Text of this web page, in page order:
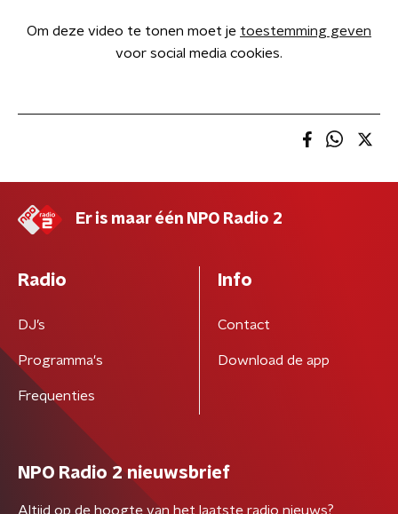
Om deze video te tonen moet je toestemming geven
voor social media cookies.
Er is maar één NPO Radio 2
Radio
DJ’s
Programma's
Frequenties
Info
Contact
Download de app
NPO Radio 2 nieuwsbrief
Altijd op de hoogte van het laatste radio nieuws?